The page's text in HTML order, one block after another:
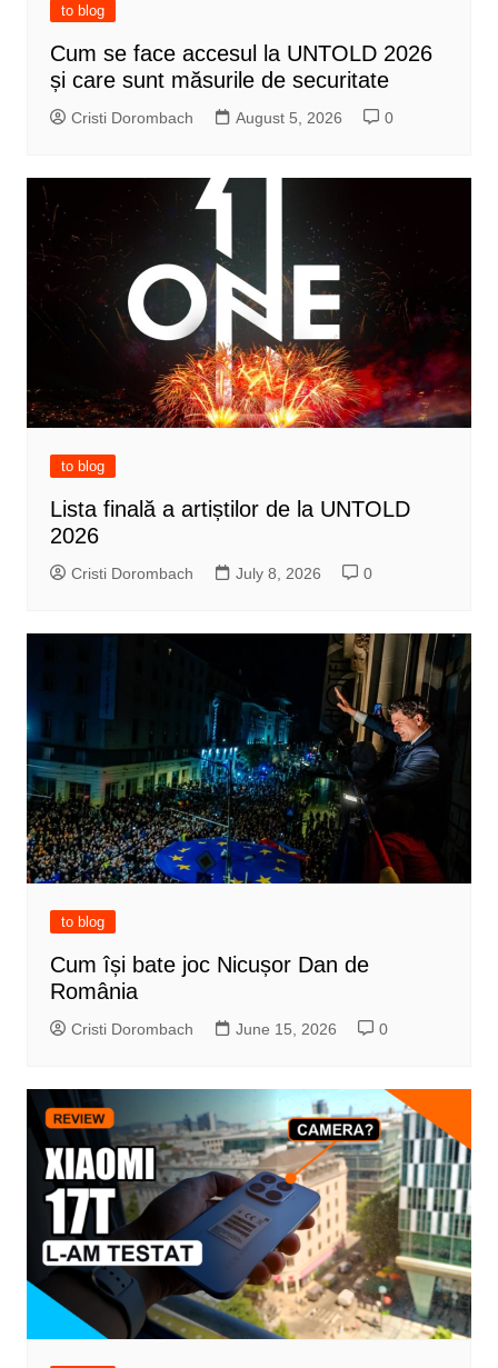
to blog
Cum se face accesul la UNTOLD 2026
și care sunt măsurile de securitate
Cristi Dorombach August 5, 2026 0
to blog
Lista finală a artiștilor de la UNTOLD
2026
Cristi Dorombach July 8, 2026 0
to blog
Cum își bate joc Nicușor Dan de
România
Cristi Dorombach June 15, 2026 0